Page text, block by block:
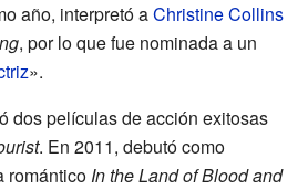
año, interpretó aChristine Collins
, por lo que fue nominada a un
».
dos películas de acción exitosas
. En 2011, debutó como
romántico In the Land of Blood and